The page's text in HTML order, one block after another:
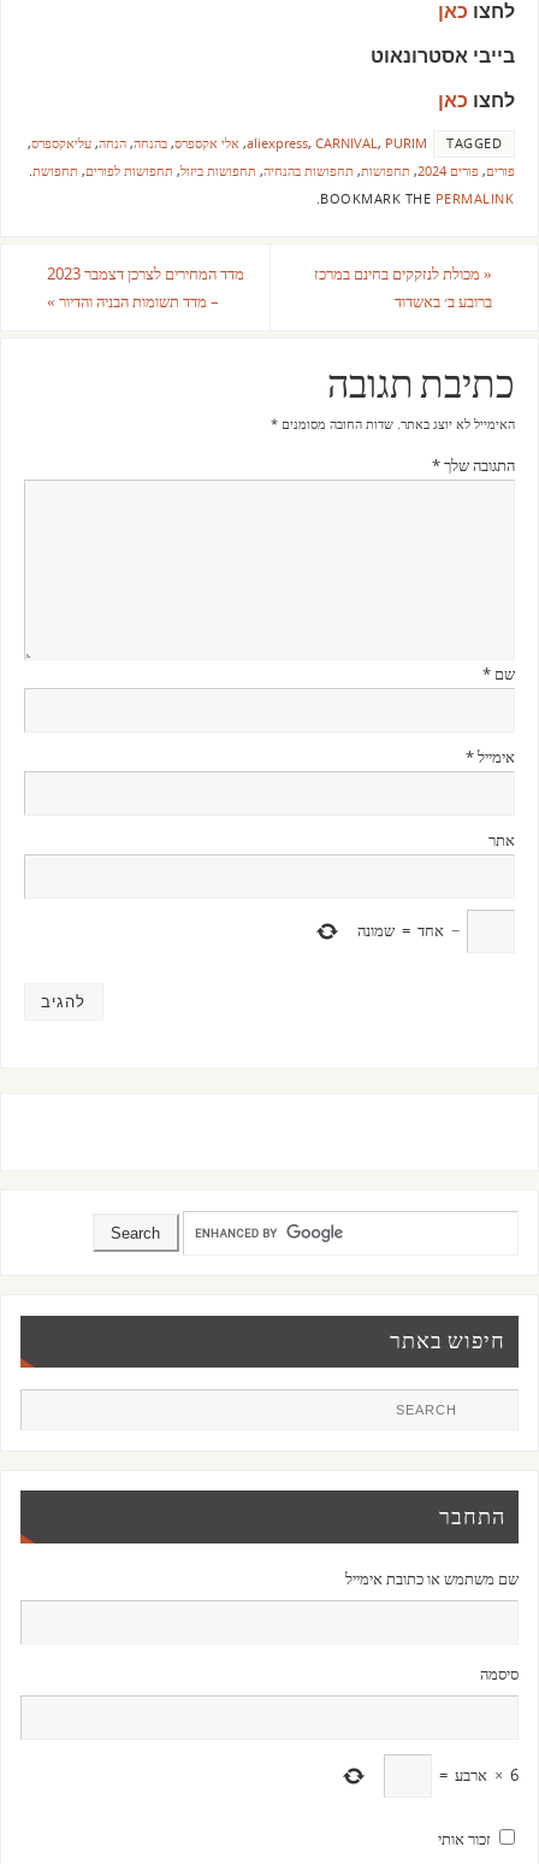
לחצו כאן
בייבי אסטרונאוט
לחצו כאן
TAGGED
aliexpress,CARNIVAL, PURIM
, אלי אקספרס, בהנחה, הנחה, עליאקספרס,
פורים, פורים 2024 , תחפושות, תחפושות בהנחיה, תחפושות ביזול, תחפושות לפורים, תחפושת.
BOOKMARK THE PERMALINK
.
«מכולת לנזקקים בחינם במרכז
ברובע ב׳ באשדוד
מדד המחירים לצרכן דצמבר 2023
– מדד תשומות הבניה והדיור »
כתיבת תגובה
האימייל לא יוצג באתר. שדות החובה מסומנים *
התגובה שלך*
שם *
אימייל*
אתר
− אחד = שמונה
חיפוש באתר
התחבר
שם משתמש או כתובת אימייל
סיסמה
6
× ארבע =
זכור אותי